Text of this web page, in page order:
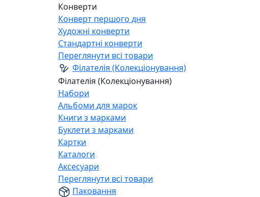
Конверти
Конверт першого дня
Художні конверти
Стандартні конверти
Переглянути всі товари
Філателія (Колекціонування)
Філателія (Колекціонування)
Набори
Альбоми для марок
Книги з марками
Буклети з марками
Картки
Каталоги
Аксесуари
Переглянути всі товари
Паковання